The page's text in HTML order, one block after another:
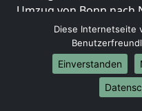
Umzug von Bonn nach
Umzug von Bonn nach
Umzug von Bonn nach
Umzug von Bonn nach
Umzug von Bonn nach
Umzug von Bonn nach
Diese Internetseite
Einverstanden